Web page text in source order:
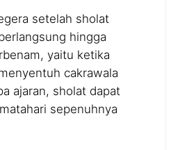
setelah sholat
hingga
yaitu ketika
cakrawala
ajaran, sholat dapat
sepenuhnya